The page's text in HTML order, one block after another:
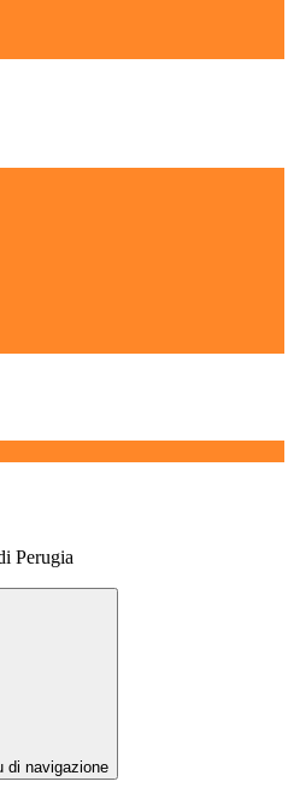
Perugia
di navigazione